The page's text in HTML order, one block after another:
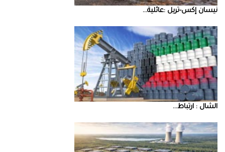
نيسان‭ ‬إكس‭-‬تريل‭: ‬عائلية‭ ...
‮‬الشال‮ ‬‭: ‬ارتباط‭ ...